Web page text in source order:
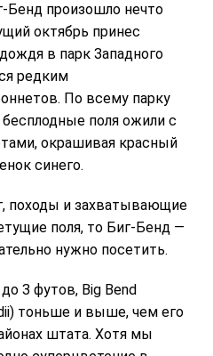
Бенд произошло нечто
октябрь принес
в парк Западного
редким
По всему парку
поля ожили с
окрашивая красный
синего.
походы и захватывающие
поля, то Биг-Бенд —
нужно посетить.
3 футов, Big Bend
тоньше и выше, чем его
штата. Хотя мы